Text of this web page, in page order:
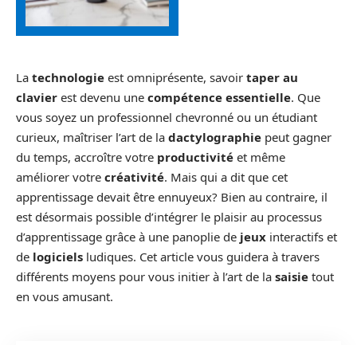
La technologie est omniprésente, savoir taper au
clavier est devenu une compétence essentielle. Que
vous soyez un professionnel chevronné ou un étudiant
curieux, maîtriser l’art de la dactylographie peut gagner
du temps, accroître votre productivité et même
améliorer votre créativité. Mais qui a dit que cet
apprentissage devait être ennuyeux? Bien au contraire, il
est désormais possible d’intégrer le plaisir au processus
d’apprentissage grâce à une panoplie de jeux interactifs et
de logiciels ludiques. Cet article vous guidera à travers
différents moyens pour vous initier à l’art de la saisie tout
en vous amusant.